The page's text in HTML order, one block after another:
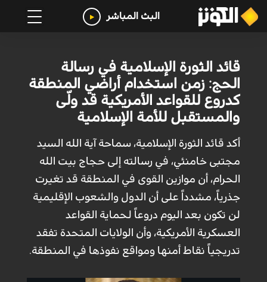
البث المباشر
قائد الثورة الإسلامية في رسالة
الحج: زمن استخدام أراضي المنطقة
كدروع للقواعد الأمريكية قد ولّى
والمستقبل للأمة الإسلامية
أكد قائد الثورة الإسلامية، سماحة آية الله السيد
مجتبى خامنئي، في رسالته إلى حجاج بيت الله
الحرام، أن موازين القوى في المنطقة قد تغيرت
جذرياً، مشدداً على أن الدول والشعوب الإقليمية
لن تكون بعد اليوم دروعاً لحماية القواعد
العسكرية الأمريكية، وأن الولايات المتحدة تفقد
تدريجياً نقاط أمنها ومواقع نفوذها في المنطقة.